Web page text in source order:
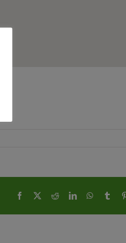
Facebook RedditLinkedInWhatsApp